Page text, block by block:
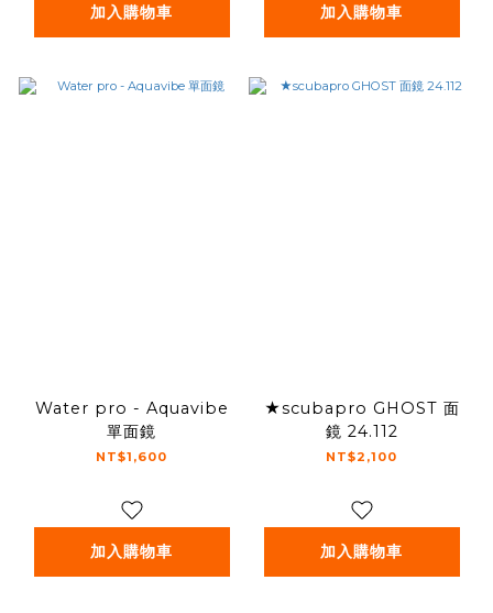
加入購物車 加入購物車
Water pro - Aquavibe
單面鏡
NT$1,600
加入購物車
★scubapro GHOST 面
鏡 24.112
NT$2,100
加入購物車